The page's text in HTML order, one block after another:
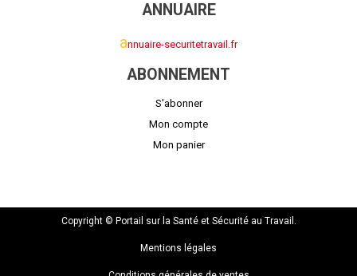
ANNUAIRE
annuaire-securitetravail.fr
ABONNEMENT
S'abonner
Mon compte
Mon panier
Copyright © Portail sur la Santé et Sécurité au Travail.
Mentions légales